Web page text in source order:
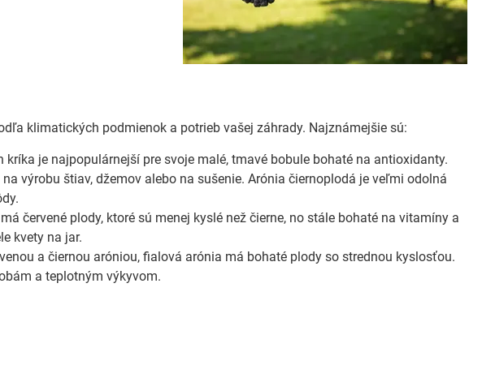
klimatických podmienok a potrieb vašej záhrady. Najznámejšie sú:
kríka je najpopulárnejší pre svoje malé, tmavé bobule bohaté na antioxidanty.
výrobu štiav, džemov alebo na sušenie. Arónia čiernoplodá je veľmi odolná
červené plody, ktoré sú menej kyslé než čierne, no stále bohaté na vitamíny a
kvety na jar.
a čiernou aróniou, fialová arónia má bohaté plody so strednou kyslosťou.
a teplotným výkyvom.